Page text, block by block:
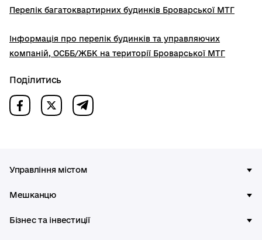
Перелік багатоквартирних будинків Броварської МТГ
Інформація про перелік будинків та управляючих
компаній, ОСББ/ЖБК на території Броварської МТГ
Поділитись
Управління містом
Мешканцю
Бізнес та інвестиції